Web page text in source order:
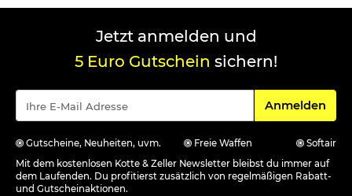
Jetzt anmelden und
5 Euro Gutschein sichern!
Für den
Anmelden
Gutscheine, Neuheiten, uvm. Freie Waffen
Softair
Mit dem kostenlosen Kotte & Zeller Newsletter bleibst du immer auf
dem Laufenden. Du profitierst zusätzlich von regelmäßigen Rabatt-
und Gutscheinaktionen.